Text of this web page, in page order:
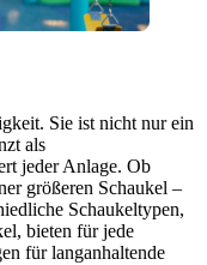
Sie ist nicht nur ein
als
jeder Anlage. Ob
größeren Schaukel –
Schaukeltypen,
bieten für jede
für langanhaltende